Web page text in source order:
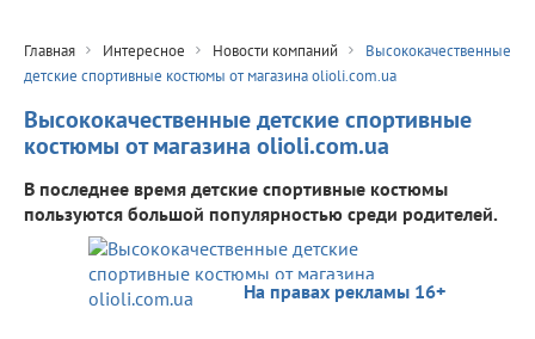
Главная Интересное Новости компаний
Высококачественные
детские спортивные костюмы от магазина olioli.com.ua
Высококачественные детские спортивные
костюмы от магазина olioli.com.ua
В последнее время детские спортивные костюмы
пользуются большой популярностью среди родителей.
На правах рекламы 16+